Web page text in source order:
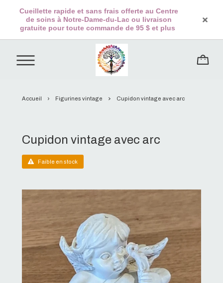
Cueillette rapide et sans frais offerte au Centre
de soins à Notre-Dame-du-Lac ou livraison
gratuite pour toute commande de 95 $ et plus
Accueil Figurines vintage Cupidon vintage avec arc
Cupidon vintage avec arc
Faible en stock